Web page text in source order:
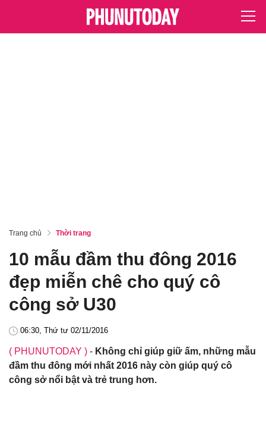
Trang chủ Thời trang
10 mẫu đầm thu đông 2016
đẹp miễn chê cho quý cô
công sở U30
06:30, Thứ tư 02/11/2016
( PHUNUTODAY ) - Không chỉ giúp giữ ấm, những mẫu
đầm thu đông mới nhất 2016 này còn giúp quý cô
công sở nổi bật và trẻ trung hơn.